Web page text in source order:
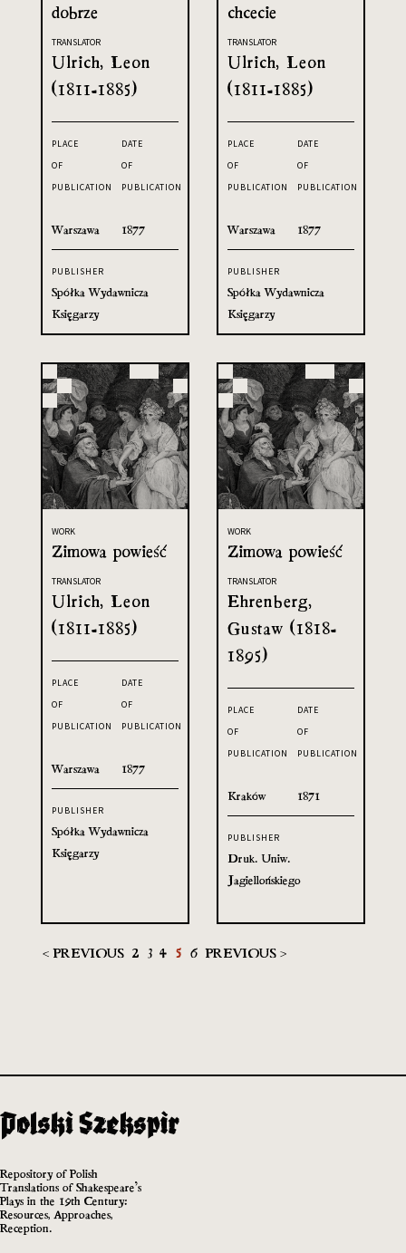
dobrze
TRANSLATOR
Ulrich, Leon
(1811-1885)
PLACE
OF
PUBLICATION
Warszawa
DATE
OF
PUBLICATION
1877
PUBLISHER
Spółka Wydawnicza
Księgarzy
chcecie
TRANSLATOR
Ulrich, Leon
(1811-1885)
PLACE
OF
PUBLICATION
Warszawa
DATE
OF
PUBLICATION
1877
PUBLISHER
Spółka Wydawnicza
Księgarzy
WORK
Zimowa powieść
TRANSLATOR
Ulrich, Leon
(1811-1885)
PLACE
OF
PUBLICATION
Warszawa
DATE
OF
PUBLICATION
1877
PUBLISHER
Spółka Wydawnicza
Księgarzy
WORK
Zimowa powieść
TRANSLATOR
Ehrenberg,
Gustaw (1818-
1895)
PLACE
OF
PUBLICATION
Kraków
DATE
OF
PUBLICATION
1871
PUBLISHER
Druk. Uniw.
Jagiellońskiego
< PREVIOUS 2 3 4 5 6 PREVIOUS >
Repository of Polish
Translations of Shakespeare’s
Plays in the 19th Century:
Resources, Approaches,
Reception.